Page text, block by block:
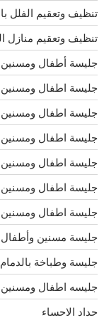
تنظيف وتعقيم الفلل
تنظيف وتعقيم منازل
جليسة أطفال ومسنين
جليسة اطفال ومسنين
جليسة اطفال ومسنين
جليسة اطفال ومسنين
جليسة اطفال
جليسة اطفال
جليسة اطفال
جليسة مسنين وأطفال
جليسة وطباخة بالدمام
جليسه اطفال ومسنين
حداد الاحساء